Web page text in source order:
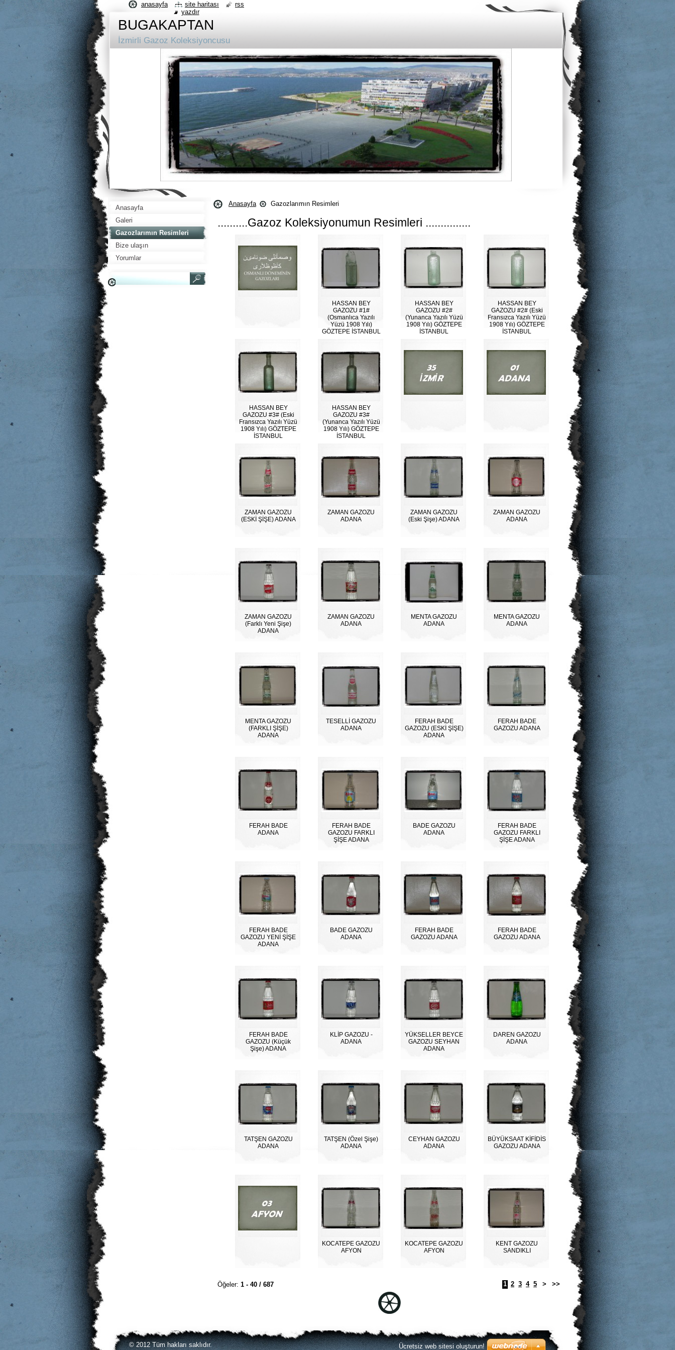
BUGAKAPTAN
İzmirli Gazoz Koleksiyoncusu
Anasayfa Gazozlarımın Resimleri
..........Gazoz Koleksiyonumun Resimleri ...............
HASSAN BEY
GAZOZU #1#
(Osmanlıca Yazılı
Yüzü 1908 Yılı)
GÖZTEPE İSTANBUL
HASSAN BEY
GAZOZU #2#
(Yunanca Yazılı Yüzü
1908 Yılı) GÖZTEPE
İSTANBUL
HASSAN BEY
GAZOZU #2# (Eski
Fransızca Yazılı Yüzü
1908 Yılı) GÖZTEPE
İSTANBUL
HASSAN BEY
GAZOZU #3# (Eski
Fransızca Yazılı Yüzü
1908 Yılı) GÖZTEPE
İSTANBUL
HASSAN BEY
GAZOZU #3#
(Yunanca Yazılı Yüzü
1908 Yılı) GÖZTEPE
İSTANBUL
ZAMAN GAZOZU
(ESKİ ŞİŞE) ADANA
ZAMAN GAZOZU
ADANA
ZAMAN GAZOZU
(Eski Şişe) ADANA
ZAMAN GAZOZU
ADANA
ZAMAN GAZOZU
(Farklı Yeni Şişe)
ADANA
ZAMAN GAZOZU
ADANA
MENTA GAZOZU
ADANA
MENTA GAZOZU
ADANA
MENTA GAZOZU
(FARKLI ŞİŞE)
ADANA
TESELLİ GAZOZU
ADANA
FERAH BADE
GAZOZU (ESKİ ŞİŞE)
ADANA
FERAH BADE
GAZOZU ADANA
FERAH BADE
ADANA
FERAH BADE
GAZOZU FARKLI
ŞİŞE ADANA
BADE GAZOZU
ADANA
FERAH BADE
GAZOZU FARKLI
ŞİŞE ADANA
FERAH BADE
GAZOZU YENİ ŞİŞE
ADANA
BADE GAZOZU
ADANA
FERAH BADE
GAZOZU ADANA
FERAH BADE
GAZOZU ADANA
FERAH BADE
GAZOZU (Küçük
Şişe) ADANA
KLİP GAZOZU -
ADANA
YÜKSELLER BEYCE
GAZOZU SEYHAN
ADANA
DAREN GAZOZU
ADANA
TATŞEN GAZOZU
ADANA
TATŞEN (Özel Şişe)
ADANA
CEYHAN GAZOZU
ADANA
BÜYÜKSAAT KİFİDİS
GAZOZU ADANA
KOCATEPE GAZOZU
AFYON
KOCATEPE GAZOZU
AFYON
KENT GAZOZU
SANDIKLI
Öğeler: 1 - 40 / 687 1 2 3 4 5 > >>
Anasayfa
Galeri
Gazozlarımın Resimleri
Bize ulaşın
Yorumlar
anasayfa site haritası
rss
yazdır
© 2012 Tüm hakları saklıdır. Ücretsiz web sitesi oluşturun!